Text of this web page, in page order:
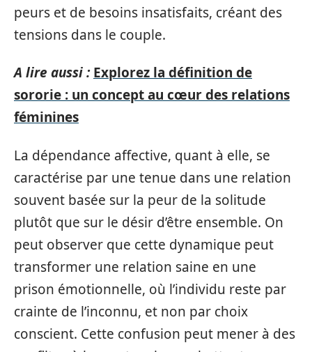
peurs et de besoins insatisfaits, créant des
tensions dans le couple.
A lire aussi : Explorez la définition de
sororie : un concept au cœur des relations
féminines
La dépendance affective, quant à elle, se
caractérise par une tenue dans une relation
souvent basée sur la peur de la solitude
plutôt que sur le désir d’être ensemble. On
peut observer que cette dynamique peut
transformer une relation saine en une
prison émotionnelle, où l’individu reste par
crainte de l’inconnu, et non par choix
conscient. Cette confusion peut mener à des